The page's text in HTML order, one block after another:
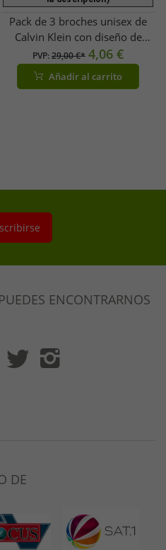
Pack de 3 broches unisex de
Calvin Klein con diseño de
barco, de acero inoxidable y
esmalte KJJNDH300400,
amarillo/rojo/azul
PVP:29,00 €* 4,06 €
Añadir al carrito
ENCONTRARNOS
DE